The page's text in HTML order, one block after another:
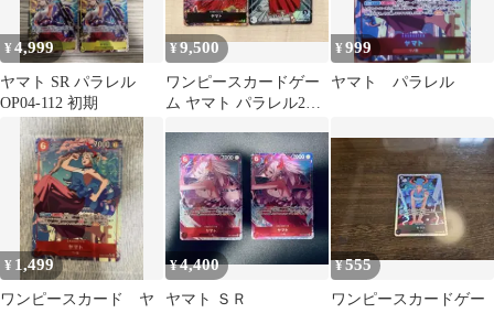
¥4,999
ヤマト SR パラレル
OP04-112 初期
¥9,500
ワンピースカードゲー
ム ヤマト パラレル2枚
¥999
ヤマト パラレル
¥ 1,499
ワンピースカード ヤ
¥4,400
ヤマト ＳＲ
¥555
ワンピースカードゲー